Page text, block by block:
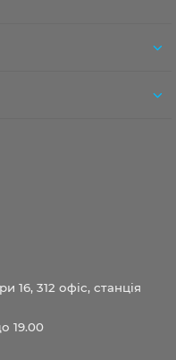
16, 312 офіс, станція
19.00